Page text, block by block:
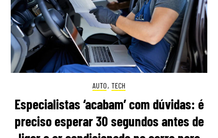
AUTO, TECH
Especialistas ‘acabam’ com dúvidas: é
preciso esperar 30 segundos antes de